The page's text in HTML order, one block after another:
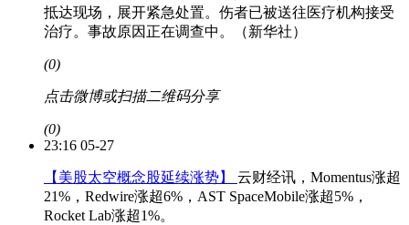
抵达现场，展开紧急处置。伤者已被送往医疗机构接受
治疗。事故原因正在调查中。（新华社）
(0)
点击微博或扫描二维码分享
(0)
23:16 05-27
【美股太空概念股延续涨势】 云财经讯，Momentus涨超
21%，Redwire涨超6%，AST SpaceMobile涨超5%，
Rocket Lab涨超1%。